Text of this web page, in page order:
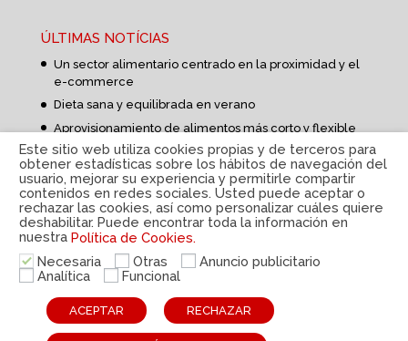
ÚLTIMAS NOTÍCIAS
Un sector alimentario centrado en la proximidad y el
e-commerce
Dieta sana y equilibrada en verano
Aprovisionamiento de alimentos más corto y flexible
Política de privacidad|
cookies| Sistema interno de información|
© Disteco
2022
Este sitio web utiliza cookies propias y de terceros para
obtener estadísticas sobre los hábitos de navegación del
usuario, mejorar su experiencia y permitirle compartir
contenidos en redes sociales. Usted puede aceptar o
rechazar las cookies, así como personalizar cuáles quiere
deshabilitar. Puede encontrar toda la información en
nuestra Política de Cookies.
Necesaria
Otras
Anuncio publicitario
Analítica
Funcional
ACEPTAR RECHAZAR
ESP CAT